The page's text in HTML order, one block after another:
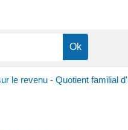
le revenu - Quotient familial